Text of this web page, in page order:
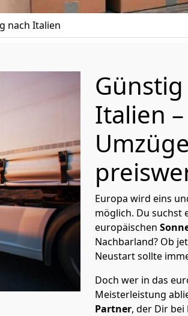
nach Italien
Italien
Europa wird eins
möglich. Du suchst
europäischen
Nachbarland? Ob
Neustart sollte
Doch wer in das
Meisterleistung
Partner, der Dir